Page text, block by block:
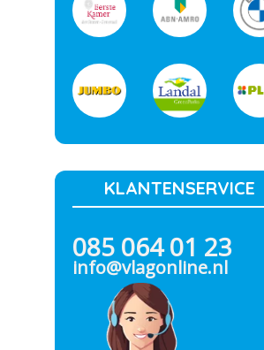
KLANTENSERVICE
085 064 01 23
info@vlagonline.nl